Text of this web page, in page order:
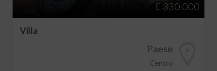
€ 330.000
Villa
Paese
Centro